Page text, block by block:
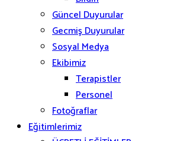
Güncel Duyurular
Gecmiş Duyurular
Sosyal Medya
Ekibimiz
Terapistler
Personel
Fotoğraflar
Eğitimlerimiz